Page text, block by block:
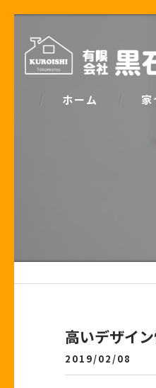
ホーム 家
家
高いデザイ
2019/02/08